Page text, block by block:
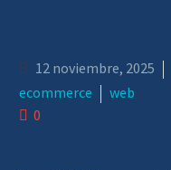
12 noviembre, 2025
ecommerce
web
0